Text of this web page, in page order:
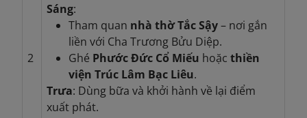
2
Sáng:
Tham quan nhà thờ Tắc Sậy– nơi gắn
liền với Cha Trương Bửu Diệp.
Ghé Phước Đức Cổ Miếu hoặc thiền
viện Trúc Lâm Bạc Liêu.
Trưa: Dùng bữa và khởi hành về lại điểm
xuất phát.